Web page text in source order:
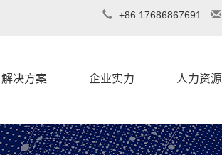
+86 17686867691
解决方案 企业实力 人力资源